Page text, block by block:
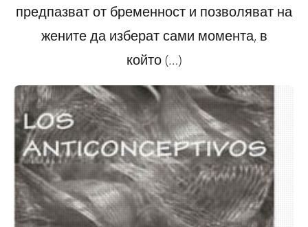
предпазват от бременност и позволяват на
жените да изберат сами момента, в
който (…)